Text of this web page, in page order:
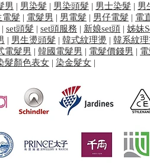
男 | 男染髮 | 男染頭髮 | 男士染髮 | 男
電髮 | 電髮男 | 男電髮 | 男仔電髮 | 電
| set頭髮 | set頭服務 | 新娘set頭 | 姊妹
| 男生燙頭髮 | 韓式紋理燙 | 韓系紋理
電髮男 | 韓國電髮男 | 電髮價錢男 |
髮顏色表女 | 染金髮女 |